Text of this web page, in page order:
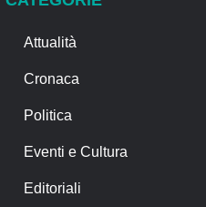
Attualità
Cronaca
Politica
Eventi e Cultura
Editoriali